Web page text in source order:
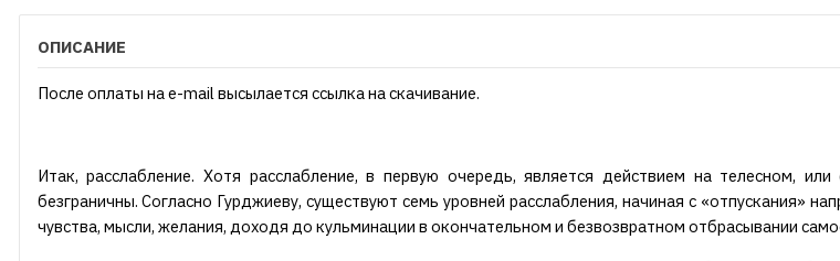
ОПИСАНИЕ
После оплаты на e-mail высылается ссылка на скачивание.
Итак, расслабление. Хотя расслабление, в первую очередь, является действием на телесном,
безграничны. Согласно Гурджиеву, существуют семь уровней расслабления, начиная с «отпускания»
чувства, мысли, желания, доходя до кульминации в окончательном и безвозвратном отбрасывании